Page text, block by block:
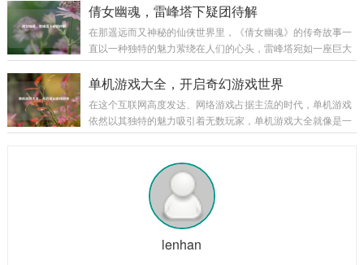
战曹操以少胜多击败袁绍，奠定统一北方的基础...
的战斗中陪伴着勇士们披荆斩棘，而泰拉石武器的升级，更是
为这场冒险之旅增添了全新的色彩和无限的可能。 泰拉石武器
的诞生源于古老的泰拉文明,传说中，泰拉文明曾经无比辉煌，
其锻造技术更是达到了登峰造极的境界，泰拉石便是那个时代
经千辛万苦，收集齐所需的材料，成功锻造出...
倩女幽魂，雷峰塔下疑团待解
在那遥远而又神秘的仙侠世界里，《倩女幽魂》的传奇故事一
直以一种独特的魅力萦绕在人们的心头，雷峰塔宛如一座巨大
的谜团，矗立在烟雨朦胧的江南大地，引得无数侠客、修道之
士纷纷前来探寻其中隐藏的秘密。 雷峰塔，本是镇压妖邪之物
的神圣之地，在《倩女幽魂》的世界中，它却逐渐成为了一个
充满诡异和谜团的存在，关于雷峰塔的传说层出不穷，有人说
塔中封印着上古时期的强大妖邪，其怨念化作了阴云，笼罩着
月圆之夜,就会有诡异的事件发生。 有一位年...
单机游戏大全，开启奇幻游戏世界
在这个互联网高度发达、网络游戏占据主流的时代，单机游戏
依然以其独特的魅力吸引着无数玩家，单机游戏大全就像是一
座宝库，为玩家们提供了各种各样精彩纷呈的游戏体验,让我们
机游戏是单机游戏大全中非常受欢迎的一个类别，以《上古卷
轴 5：天际》为例，这款游戏构建了一个宏大而开放的奇幻世
界，玩家可以自由地探索天际省的每一寸土地，与各种种族的
NPC互动，学习魔法、剑术等技能，完成丰富多样的任务，游
戏中丰富的剧情线和角色发展系统，让...
lenhan